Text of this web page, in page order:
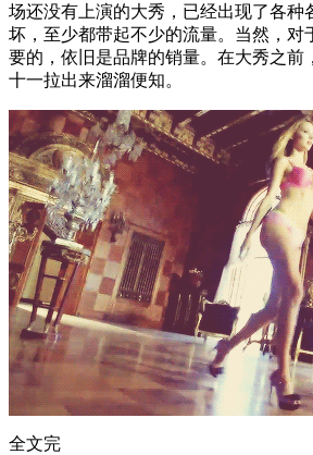
场还没有上演的大秀，已经出现了各种
坏，至少都带起不少的流量。当然，对
要的，依旧是品牌的销量。在大秀之前
十一拉出来溜溜便知。
全文完